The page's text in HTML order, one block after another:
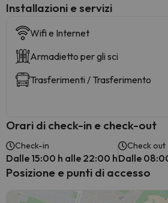
Installazioni e servizi
Wifi e Internet
Armadietto per gli sci
Trasferimenti / Trasferimento
Orari di check-in e check-out
Check-in
Dalle 15:00 h alle 22:00 h
Check out
Dalle
Posizione e punti di accesso